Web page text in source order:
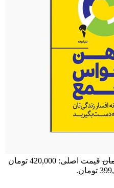
قیمت اصلی: 420,000 تومان